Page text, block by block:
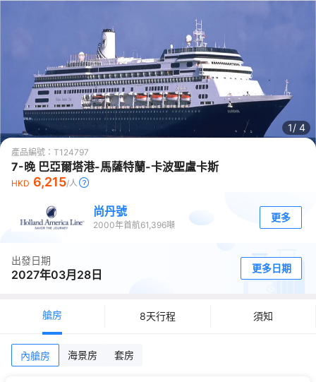
1/ 4
產品編號： T124797
7-晚 巴亞爾塔港-馬薩特蘭-卡波聖盧卡斯
HKD 6,215/人
尚丹號
2000年首航61,396噸
更多
出發日期
2027年03月28日 更多日期
艙房 8天行程 須知
內艙房 海景房 套房